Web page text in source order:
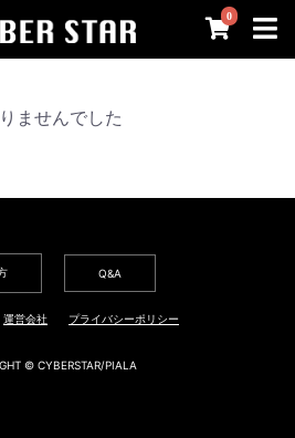
0
ませんでした
Q&A
運営会社 プライバシーポリシー
© CYBERSTAR/PIALA